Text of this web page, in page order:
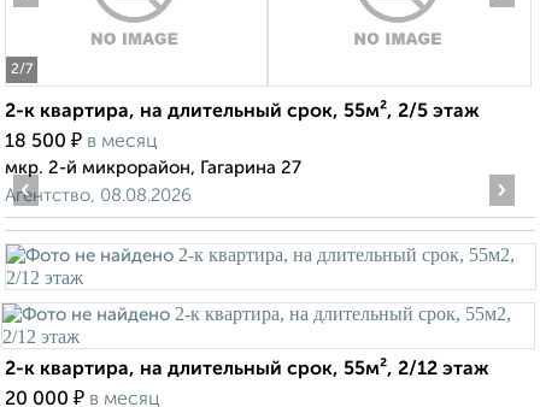
2/7
2-к квартира, на длительный срок, 55м², 2/5 этаж
18 500 ₽ в месяц
мкр. 2-й микрорайон, Гагарина 27
Агентство, 08.08.2026
‹ ›
2-к квартира, на длительный срок, 55м², 2/12 этаж
20 000 ₽ в месяц